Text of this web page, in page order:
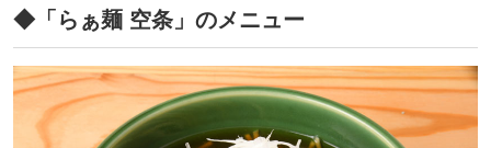
◆「らぁ麺 空条」のメニュー